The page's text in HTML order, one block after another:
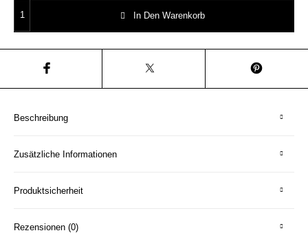
In Den Warenkorb
Beschreibung
Zusätzliche Informationen
Produktsicherheit
Rezensionen (0)